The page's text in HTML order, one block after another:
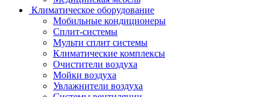
Климатическое оборудование
Мобильные кондиционеры
Сплит-системы
Мульти сплит системы
Климатические комплексы
Очистители воздуха
Мойки воздуха
Увлажнители воздуха